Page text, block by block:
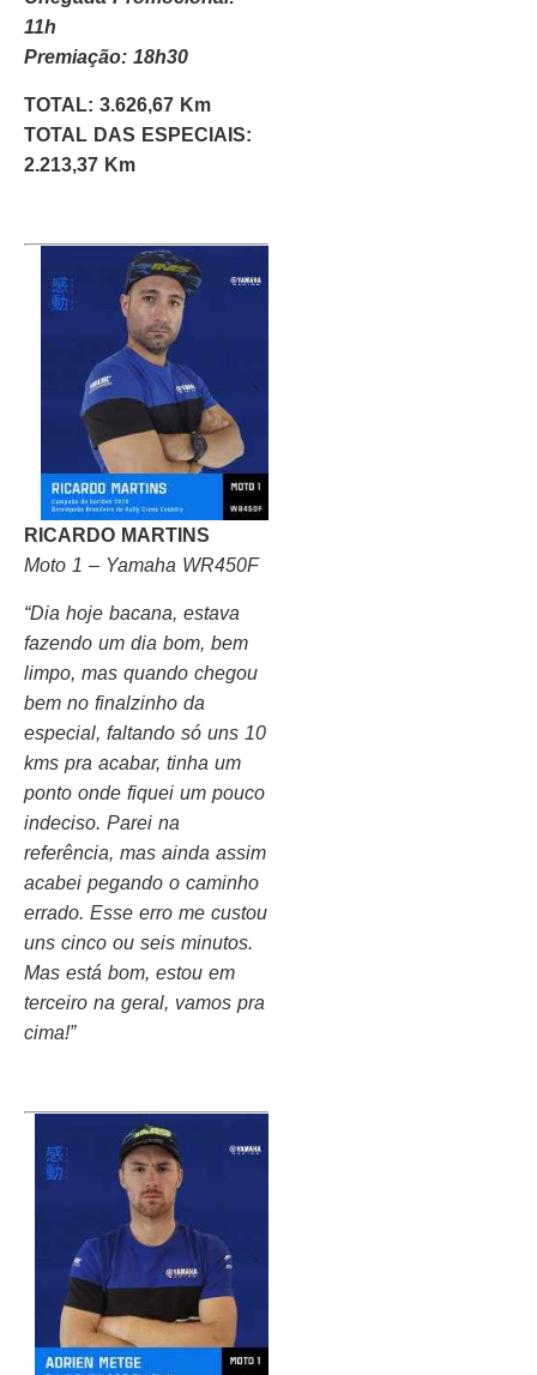
11h
Premiação: 18h30
TOTAL: 3.626,67 Km
TOTAL DAS ESPECIAIS:
2.213,37 Km
RICARDO MARTINS
Moto 1 – Yamaha WR450F
“Dia hoje bacana, estava
fazendo um dia bom, bem
limpo, mas quando chegou
bem no finalzinho da
especial, faltando só uns 10
kms pra acabar, tinha um
ponto onde fiquei um pouco
indeciso. Parei na
referência, mas ainda assim
acabei pegando o caminho
errado. Esse erro me custou
uns cinco ou seis minutos.
Mas está bom, estou em
terceiro na geral, vamos pra
cima!”